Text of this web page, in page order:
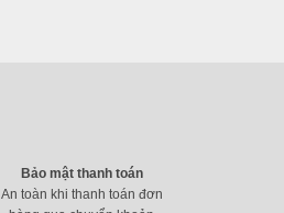
Bảo mật thanh toán
An toàn khi thanh toán đơn